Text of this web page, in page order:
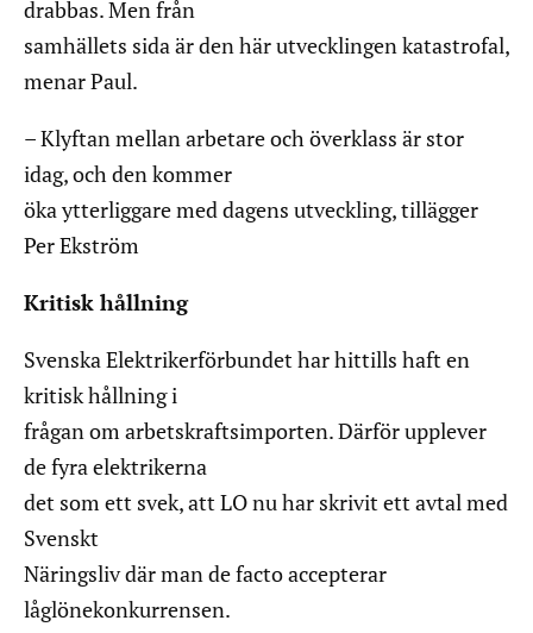
drabbas. Men från
samhällets sida är den här utvecklingen katastrofal,
menar Paul.
– Klyftan mellan arbetare och överklass är stor
idag, och den kommer
öka ytterliggare med dagens utveckling, tillägger
Per Ekström
Kritisk hållning
Svenska Elektrikerförbundet har hittills haft en
kritisk hållning i
frågan om arbetskraftsimporten. Därför upplever
de fyra elektrikerna
det som ett svek, att LO nu har skrivit ett avtal med
Svenskt
Näringsliv där man de facto accepterar
låglönekonkurrensen.